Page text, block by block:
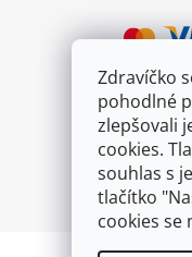
Zdravíčko
pohodlné
zlepšovali
cookies.
souhlas s
tlačítko
cookies se